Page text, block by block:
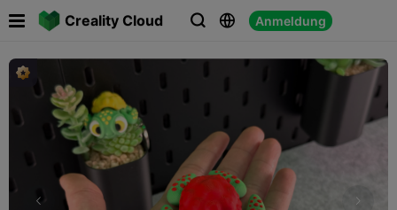
Creality Cloud   Anmeldung
 